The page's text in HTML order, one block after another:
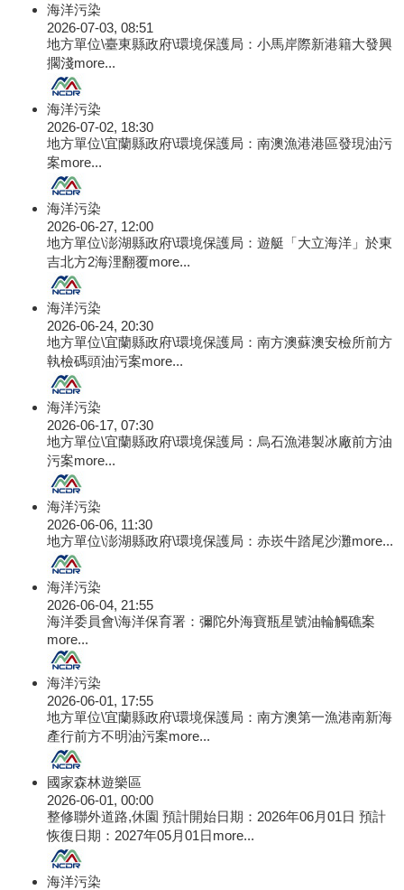
海洋污染
2026-07-03, 08:51
地方單位\臺東縣政府\環境保護局：小馬岸際新港籍大發興
擱淺more...
海洋污染
2026-07-02, 18:30
地方單位\宜蘭縣政府\環境保護局：南澳漁港港區發現油污
案more...
海洋污染
2026-06-27, 12:00
地方單位\澎湖縣政府\環境保護局：遊艇「大立海洋」於東
吉北方2海浬翻覆more...
海洋污染
2026-06-24, 20:30
地方單位\宜蘭縣政府\環境保護局：南方澳蘇澳安檢所前方
執檢碼頭油污案more...
海洋污染
2026-06-17, 07:30
地方單位\宜蘭縣政府\環境保護局：烏石漁港製冰廠前方油
污案more...
海洋污染
2026-06-06, 11:30
地方單位\澎湖縣政府\環境保護局：赤崁牛踏尾沙灘more...
海洋污染
2026-06-04, 21:55
海洋委員會\海洋保育署：彌陀外海寶瓶星號油輪觸礁案
more...
海洋污染
2026-06-01, 17:55
地方單位\宜蘭縣政府\環境保護局：南方澳第一漁港南新海
產行前方不明油污案more...
國家森林遊樂區
2026-06-01, 00:00
整修聯外道路,休園 預計開始日期：2026年06月01日 預計
恢復日期：2027年05月01日more...
海洋污染